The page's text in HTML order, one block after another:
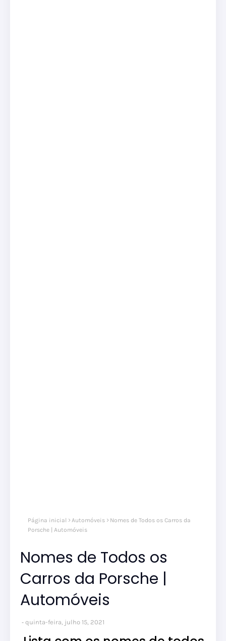
Página inicial Automóveis
Nomes de Todos os Carros da
Porsche | Automóveis
Nomes de Todos os
Carros da Porsche |
Automóveis
quinta-feira, julho 15, 2021